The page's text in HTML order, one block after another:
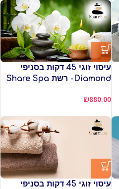
עיסוי זוגי 45 דקות בסניפי
Diamond- רשת Share Spa
₪880.00
עיסוי זוגי 45 דקות בסניפי